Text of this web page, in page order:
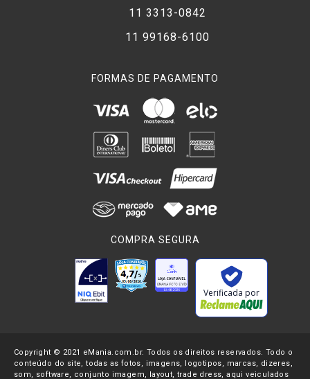
11 3313-0842
11 99168-6100
FORMAS DE PAGAMENTO
COMPRA SEGURA
Verificada por
Copyright © 2021 eMania.com.br. Todos os direitos reservados. Todo o
conteúdo do site, todas as fotos, imagens, logotipos, marcas, dizeres,
som, software, conjunto imagem, layout, trade dress, aqui veiculados